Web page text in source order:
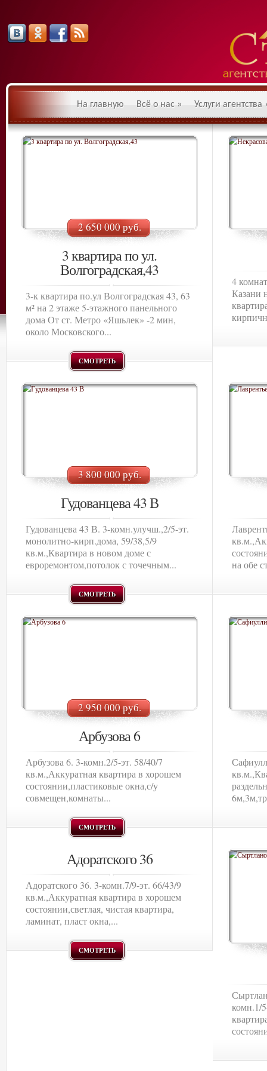
На главную Всё о нас » Услуги агентства
2 650 000 руб.
3 квартира по ул.
Волгоградская,43
3-к квартира по.ул Волгоградская 43, 63
м² на 2 этаже 5-этажного панельного
дома От ст. Метро «Яшьлек» -2 мин,
около Московского...
СМОТРЕТЬ
4
Казани
3 800 000 руб.
Гудованцева 43 В
Гудованцева 43 В. 3-комн.улучш.,2/5-эт.
монолитно-кирп.дома, 59/38,5/9
кв.м.,Квартира в новом доме с
евроремонтом,потолок с точечным...
СМОТРЕТЬ
на обе
2 950 000 руб.
Арбузова 6
Арбузова 6. 3-комн.2/5-эт. 58/40/7
кв.м.,Аккуратная квартира в хорошем
состоянии,пластиковые окна,с/у
совмещен,комнаты...
СМОТРЕТЬ
Адоратского 36
Адоратского 36. 3-комн.7/9-эт. 66/43/9
кв.м.,Аккуратная квартира в хорошем
состоянии,светлая, чистая квартира,
ламинат, пласт окна,...
СМОТРЕТЬ
комн.1/